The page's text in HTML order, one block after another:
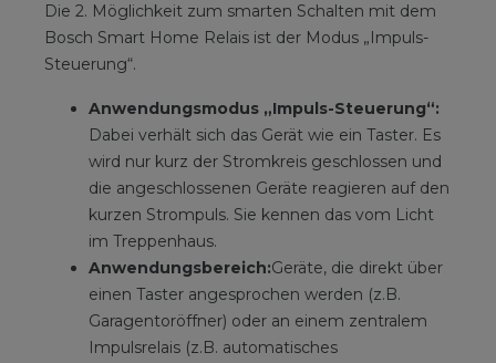
Die 2. Möglichkeit zum smarten Schalten mit dem
Bosch Smart Home Relais ist der Modus „Impuls-
Steuerung“.
Anwendungsmodus „Impuls-Steuerung“:
Dabei verhält sich das Gerät wie ein Taster. Es
wird nur kurz der Stromkreis geschlossen und
die angeschlossenen Geräte reagieren auf den
kurzen Strompuls. Sie kennen das vom Licht
im Treppenhaus.
Anwendungsbereich:Geräte, die direkt über
einen Taster angesprochen werden (z.B.
Garagentoröffner) oder an einem zentralem
Impulsrelais (z.B. automatisches